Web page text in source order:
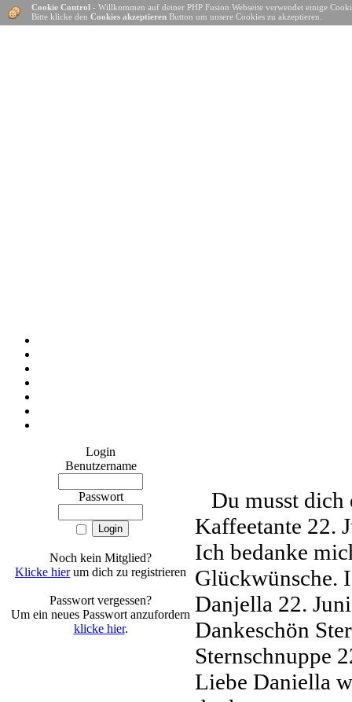
Login
Benutzername
Passwort
Noch kein Mitglied?
Klicke hierum dich zu registrieren
Passwort vergessen?
Um ein neues Passwort anzufordern
klicke hier.
Du musst dich
Kaffeetante 22.
Ich bedanke
Glückwünsche.
Danjella 22.
Dankeschön
Sternschnuppe
Liebe Daniella
Cookie Control - Willkommen auf deiner PHP Fusion Webseite verwendet einige
Bitte klicke den Cookies akzeptieren Button um unsere Cookies zu akzeptieren.